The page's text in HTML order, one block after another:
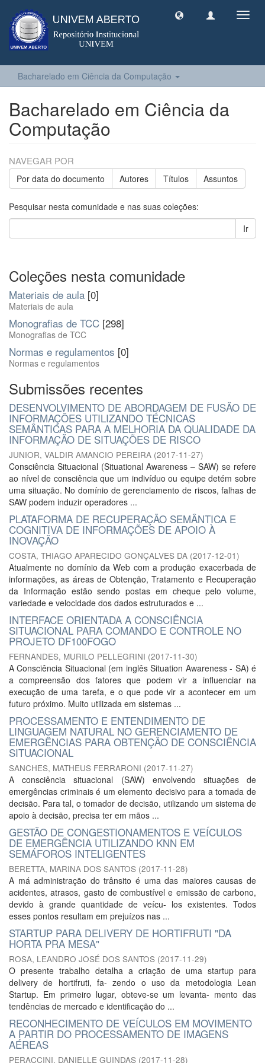
Bacharelado em Ciência da Computação
Bacharelado em Ciência da
Computação
NAVEGAR POR
Por data do documento Autores Títulos Assuntos
Pesquisar nesta comunidade e nas suas coleções:
Ir
Coleções nesta comunidade
Materiais de aula [0]
Materiais de aula
Monografias de TCC [298]
Monografias de TCC
Normas e regulamentos [0]
Normas e regulamentos
Submissões recentes
DESENVOLVIMENTO DE ABORDAGEM DE FUSÃO DE
INFORMAÇÕES UTILIZANDO TÉCNICAS
SEMÂNTICAS PARA A MELHORIA DA QUALIDADE DA
INFORMAÇÃO DE SITUAÇÕES DE RISCO
JUNIOR, VALDIR AMANCIO PEREIRA (2017-11-27)
Consciência Situacional (Situational Awareness – SAW) se refere
ao nível de consciência que um indivíduo ou equipe detém sobre
uma situação. No domínio de gerenciamento de riscos, falhas de
SAW podem induzir operadores ...
PLATAFORMA DE RECUPERAÇÃO SEMÂNTICA E
COGNITIVA DE INFORMAÇÕES DE APOIO À
INOVAÇÃO
COSTA, THIAGO APARECIDO GONÇALVES DA (2017-12-01)
Atualmente no domínio da Web com a produção exacerbada de
informações, as áreas de Obtenção, Tratamento e Recuperação
da Informação estão sendo postas em cheque pelo volume,
variedade e velocidade dos dados estruturados e ...
INTERFACE ORIENTADA A CONSCIÊNCIA
SITUACIONAL PARA COMANDO E CONTROLE NO
PROJETO DF100FOGO
FERNANDES, MURILO PELLEGRINI (2017-11-30)
A Consciência Situacional (em inglês Situation Awareness - SA) é
a compreensão dos fatores que podem vir a influenciar na
execução de uma tarefa, e o que pode vir a acontecer em um
futuro próximo. Muito utilizada em sistemas ...
PROCESSAMENTO E ENTENDIMENTO DE
LINGUAGEM NATURAL NO GERENCIAMENTO DE
EMERGÊNCIAS PARA OBTENÇÃO DE CONSCIÊNCIA
SITUACIONAL
SANCHES, MATHEUS FERRARONI (2017-11-27)
A consciência situacional (SAW) envolvendo situações de
emergências criminais é um elemento decisivo para a tomada de
decisão. Para tal, o tomador de decisão, utilizando um sistema de
apoio à decisão, precisa ter em mãos ...
GESTÃO DE CONGESTIONAMENTOS E VEÍCULOS
DE EMERGÊNCIA UTILIZANDO KNN EM
SEMÁFOROS INTELIGENTES
BERETTA, MARINA DOS SANTOS (2017-11-28)
A má administração do trânsito é uma das maiores causas de
acidentes, atrasos, gasto de combustível e emissão de carbono,
devido à grande quantidade de veícu- los existentes. Todos
esses pontos resultam em prejuízos nas ...
STARTUP PARA DELIVERY DE HORTIFRUTI "DA
HORTA PRA MESA"
ROSA, LEANDRO JOSÉ DOS SANTOS (2017-11-29)
O presente trabalho detalha a criação de uma startup para
delivery de hortifruti, fa- zendo o uso da metodologia Lean
Startup. Em primeiro lugar, obteve-se um levanta- mento das
tendências de mercado e identificação do ...
RECONHECIMENTO DE VEÍCULOS EM MOVIMENTO
A PARTIR DO PROCESSAMENTO DE IMAGENS
AÉREAS
PERACCINI, DANIELLE GUINDAS (2017-11-28)